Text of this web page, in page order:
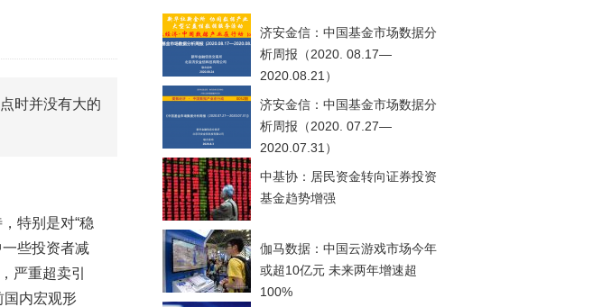
投放300亿元 短端资金利率明显下行
双轮冲击 债市回调十年期债表现最弱
日涨逾3% 沪银及两粕涨势喜人
斗收官之星发射成功，全产业链解析
基金市场数据分析周报（2020. 08.17—2020.08.21）
时并没有大的
特别是对“稳
些投资者减
严重超卖引
国内宏观形
济安金信：中国基金市场数据分
析周报（2020. 08.17—
2020.08.21）
济安金信：中国基金市场数据分
析周报（2020. 07.27—
2020.07.31）
中基协：居民资金转向证券投资
基金趋势增强
伽马数据：中国云游戏市场今年
或超10亿元 未来两年增速超
100%